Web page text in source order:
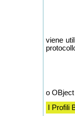
viene
o
I Profili